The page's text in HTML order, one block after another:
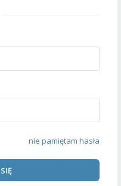
nie pamiętam hasła